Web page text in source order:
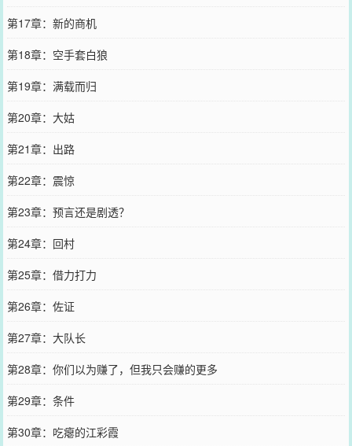
第17章：新的商机
第18章：空手套白狼
第19章：满载而归
第20章：大姑
第21章：出路
第22章：震惊
第23章：预言还是剧透？
第24章：回村
第25章：借力打力
第26章：佐证
第27章：大队长
第28章：你们以为赚了，但我只会赚的更多
第29章：条件
第30章：吃瘪的江彩霞